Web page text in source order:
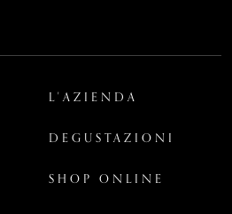
L'AZIENDA
DEGUSTAZIONI
SHOP ONLINE